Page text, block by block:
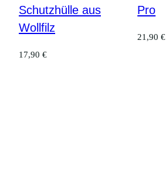
Schutzhülle aus
Wollfilz
17,90 €
Pro
21,90€